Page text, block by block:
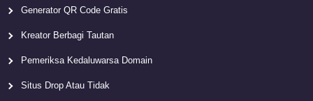
Generator QR Code Gratis
Kreator Berbagi Tautan
Pemeriksa Kedaluwarsa Domain
Situs Drop Atau Tidak